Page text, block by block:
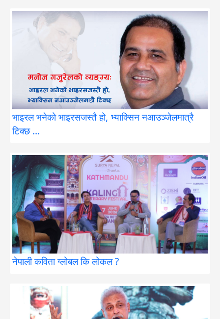
भाइरल भनेको भाइरसजस्तै हो, भ्याक्सिन नआउञ्जेलमात्रै
टिक्छ …
नेपाली कविता ग्लोबल कि लोकल ?